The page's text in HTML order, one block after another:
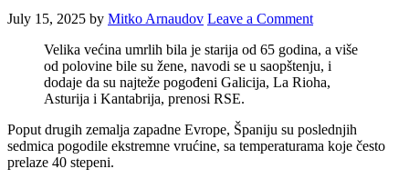
July 15, 2025 by Mitko Arnaudov Leave a Comment
Velika većina umrlih bila je starija od 65 godina, a više
od polovine bile su žene, navodi se u saopštenju, i
dodaje da su najteže pogođeni Galicija, La Rioha,
Asturija i Kantabrija, prenosi RSE.
Poput drugih zemalja zapadne Evrope, Španiju su poslednjih
sedmica pogodile ekstremne vrućine, sa temperaturama koje često
prelaze 40 stepeni.